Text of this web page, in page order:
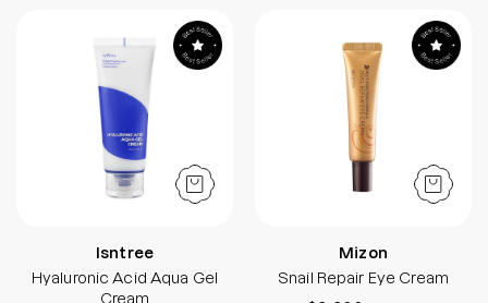
Hyaluronic Acid Aqua Gel Cream
Isntree
Hyaluronic Acid Aqua Gel
Cream
Snail Repair Eye
Mizon
Snail Repair Eye Cream